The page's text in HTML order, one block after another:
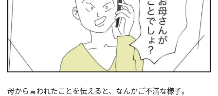
母から言われたことを伝えると、なんかご不満な様子。